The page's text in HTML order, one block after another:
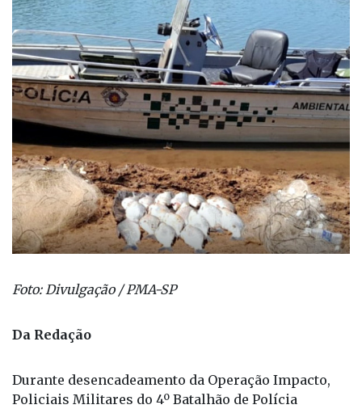
Foto: Divulgação / PMA-SP
Da Redação
Durante desencadeamento da Operação Impacto,
Policiais Militares do 4º Batalhão de Polícia